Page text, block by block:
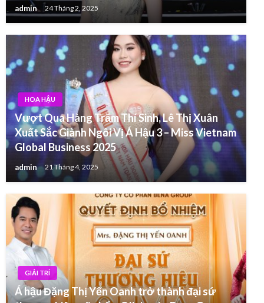
admin 24 Tháng 2, 2025
HOA HẬU
Vượt Qua Hàng Trăm Thí Sinh, Lê Thị Xuân
Xuất Sắc Giành Ngôi Vị Á Hậu 3 – Miss Vietnam
Global Business 2025
admin 21 Tháng 4, 2025
GIẢI TRÍ
Á hậu Đặng Thị Yến Oanh trở thành đại sứ